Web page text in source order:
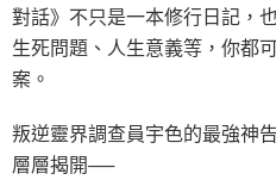
對話》不只是一本修行日記，
生死問題、人生意義等，你都
案。
叛逆靈界調查員宇色的最強神
層層揭開──